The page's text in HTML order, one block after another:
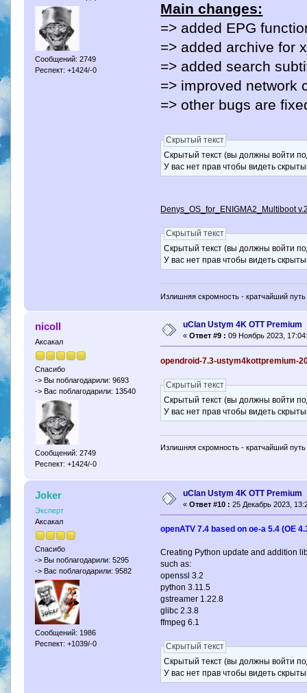
Сообщений: 2749
Респект: +1424/-0
Main changes:
=> added EPG
=> added archive for
=> added search
=> improved network
=> other bugs are
Скрытый текст
Скрытый текст (вы должны войти
У вас нет прав чтобы видеть
Denys_OS_for_ENIGMA2_Multiboot
Скрытый текст
Скрытый текст (вы должны войти
У вас нет прав чтобы видеть
Излишняя скромность - кратчайший путь
nicoll
Аксакал
Спасибо
-> Вы поблагодарили: 9693
-> Вас поблагодарили: 13540
Сообщений: 2749
Респект: +1424/-0
uClan Ustym 4K OTT Premium
« Ответ #9 : 09 Ноябрь 2023,
opendroid-7.3-ustym4kottpremium-
Скрытый текст
Скрытый текст (вы должны войти
У вас нет прав чтобы видеть
Излишняя скромность - кратчайший путь
Joker
Эксперт
Аксакал
Спасибо
-> Вы поблагодарили: 5295
-> Вас поблагодарили: 9582
Сообщений: 1986
Респект: +1039/-0
uClan Ustym 4K OTT Premium
« Ответ #10 : 25 Декабрь 2023,
openATV 7.4 based on oe-a 5.4 (OE
Creating Python update and addition
such as:
openssl 3.2
python 3.11.5
gstreamer 1.22.8
glibc 2.3.8
ffmpeg 6.1
Скрытый текст
Скрытый текст (вы должны войти
У вас нет прав чтобы видеть